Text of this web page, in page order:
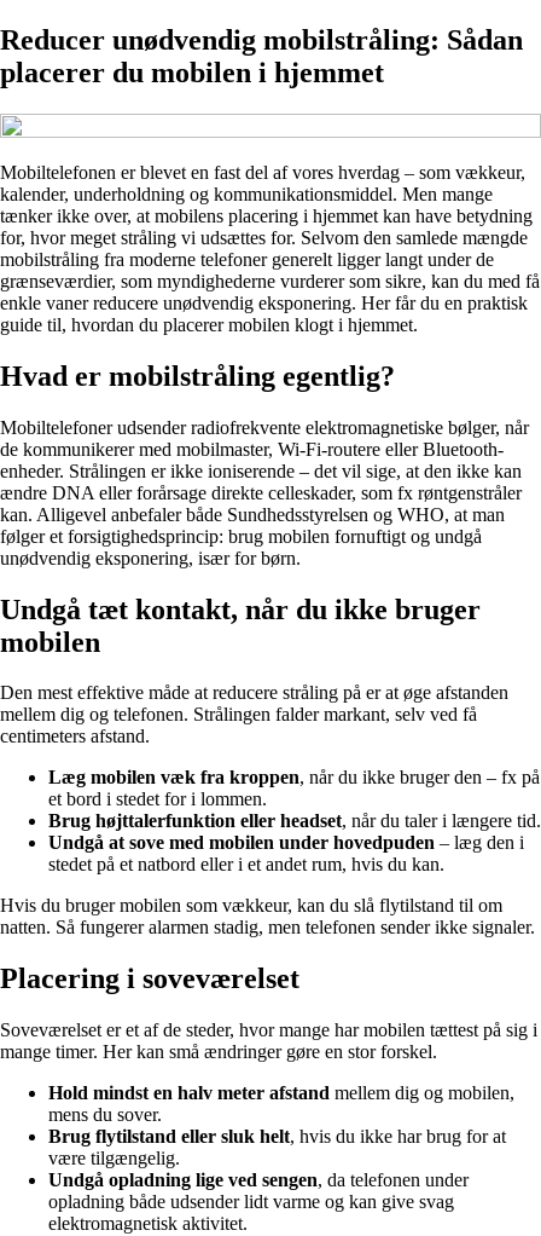
Reducer unødvendig mobilstråling: Sådan
placerer du mobilen i hjemmet
Mobiltelefonen er blevet en fast del af vores hverdag – som vækkeur,
kalender, underholdning og kommunikationsmiddel. Men mange
tænker ikke over, at mobilens placering i hjemmet kan have betydning
for, hvor meget stråling vi udsættes for. Selvom den samlede mængde
mobilstråling fra moderne telefoner generelt ligger langt under de
grænseværdier, som myndighederne vurderer som sikre, kan du med få
enkle vaner reducere unødvendig eksponering. Her får du en praktisk
guide til, hvordan du placerer mobilen klogt i hjemmet.
Hvad er mobilstråling egentlig?
Mobiltelefoner udsender radiofrekvente elektromagnetiske bølger, når
de kommunikerer med mobilmaster, Wi-Fi-routere eller Bluetooth-
enheder. Strålingen er ikke ioniserende – det vil sige, at den ikke kan
ændre DNA eller forårsage direkte celleskader, som fx røntgenstråler
kan. Alligevel anbefaler både Sundhedsstyrelsen og WHO, at man
følger et forsigtighedsprincip: brug mobilen fornuftigt og undgå
unødvendig eksponering, især for børn.
Undgå tæt kontakt, når du ikke bruger
mobilen
Den mest effektive måde at reducere stråling på er at øge afstanden
mellem dig og telefonen. Strålingen falder markant, selv ved få
centimeters afstand.
Læg mobilen væk fra kroppen, når du ikke bruger den – fx på
et bord i stedet for i lommen.
Brug højttalerfunktion eller headset, når du taler i længere tid.
Undgå at sove med mobilen under hovedpuden – læg den i
stedet på et natbord eller i et andet rum, hvis du kan.
Hvis du bruger mobilen som vækkeur, kan du slå flytilstand til om
natten. Så fungerer alarmen stadig, men telefonen sender ikke signaler.
Placering i soveværelset
Soveværelset er et af de steder, hvor mange har mobilen tættest på sig i
mange timer. Her kan små ændringer gøre en stor forskel.
Hold mindst en halv meter afstand mellem dig og mobilen,
mens du sover.
Brug flytilstand eller sluk helt, hvis du ikke har brug for at
være tilgængelig.
Undgå opladning lige ved sengen, da telefonen under
opladning både udsender lidt varme og kan give svag
elektromagnetisk aktivitet.